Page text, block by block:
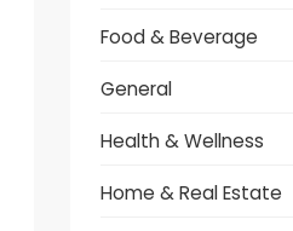
Food & Beverage
General
Health & Wellness
Home & Real Estate